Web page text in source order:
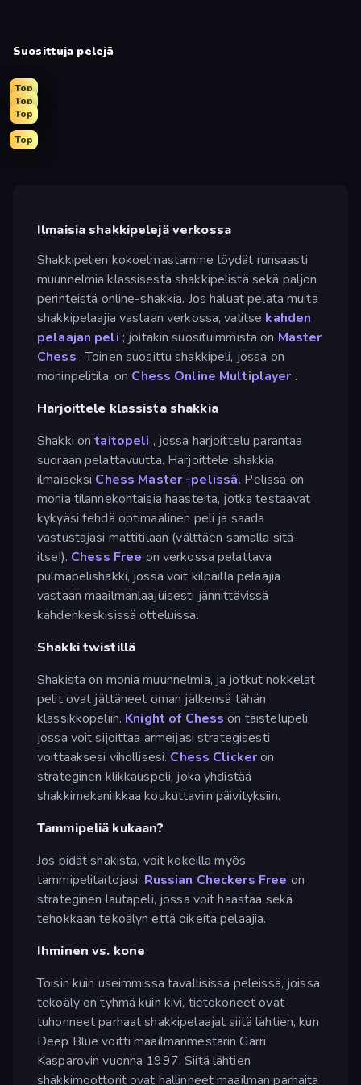
Suosittuja pelejä
Top
Top
Top
Top
Ilmaisia shakkipelejä verkossa
Shakkipelien kokoelmastamme löydät runsaasti
muunnelmia klassisesta shakkipelistä sekä paljon
perinteistä online-shakkia. Jos haluat pelata muita
shakkipelaajia vastaan verkossa, valitse kahden
pelaajan peli ; joitakin suosituimmista on Master
Chess . Toinen suosittu shakkipeli, jossa on
moninpelitila, on Chess Online Multiplayer .
Harjoittele klassista shakkia
Shakki ontaitopeli , jossa harjoittelu parantaa
suoraan pelattavuutta. Harjoittele shakkia
ilmaiseksi Chess Master -pelissä. Pelissä on
monia tilannekohtaisia haasteita, jotka testaavat
kykyäsi tehdä optimaalinen peli ja saada
vastustajasi mattitilaan (välttäen samalla sitä
itse!). Chess Free on verkossa pelattava
pulmapelishakki, jossa voit kilpailla pelaajia
vastaan maailmanlaajuisesti jännittävissä
kahdenkeskisissä otteluissa.
Shakki twistillä
Shakista on monia muunnelmia, ja jotkut nokkelat
pelit ovat jättäneet oman jälkensä tähän
klassikkopeliin. Knight of Chess on taistelupeli,
jossa voit sijoittaa armeijasi strategisesti
voittaaksesi vihollisesi. Chess Clickeron
strateginen klikkauspeli, joka yhdistää
shakkimekaniikkaa koukuttaviin päivityksiin.
Tammipeliä kukaan?
Jos pidät shakista, voit kokeilla myös
tammipelitaitojasi. Russian Checkers Free on
strateginen lautapeli, jossa voit haastaa sekä
tehokkaan tekoälyn että oikeita pelaajia.
Ihminen vs. kone
Toisin kuin useimmissa tavallisissa peleissä, joissa
tekoäly on tyhmä kuin kivi, tietokoneet ovat
tuhonneet parhaat shakkipelaajat siitä lähtien, kun
Deep Blue voitti maailmanmestarin Garri
Kasparovin vuonna 1997. Siitä lähtien
shakkimoottorit ovat hallinneet maailman parhaita